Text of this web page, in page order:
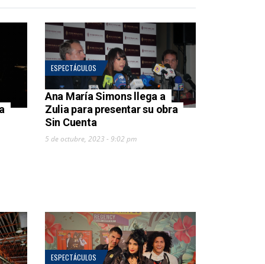
ESPECTÁCULOS
Ana María Simons llega a
Zulia para presentar su obra
Sin Cuenta
5 de octubre, 2023 - 9:02 pm
ESPECTÁCULOS